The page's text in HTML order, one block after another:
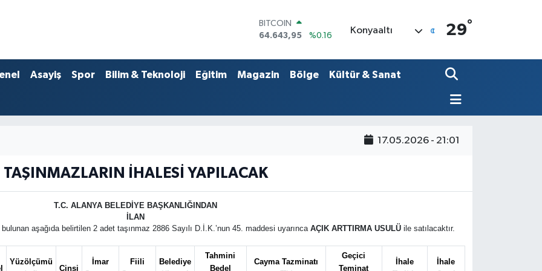
BITCOIN
64.643,95
%0.16
47,6006
%0.06
EURO
Konyaaltı 29°
Asayiş Spor Bilim & Teknoloji Eğitim Magazin Bölge Kültür & Sanat
17.05.2026 - 21:01
TAŞINMAZLARIN İHALESİ YAPILACAK
T.C. ALANYA BELEDİYE BAŞKANLIĞINDAN
İLAN
aşağıda belirtilen 2 adet taşınmaz 2886 Sayılı D.İ.K.’nun 45. maddesi uyarınca AÇIK ARTTIRMA USULÜ ile satılacaktır.
Yüzölçümü
Cinsi
İmar
Fiili
Belediye
Tahmini
Bedel
Cayma Tazminatı
Geçici
Teminat
İhale
İhale